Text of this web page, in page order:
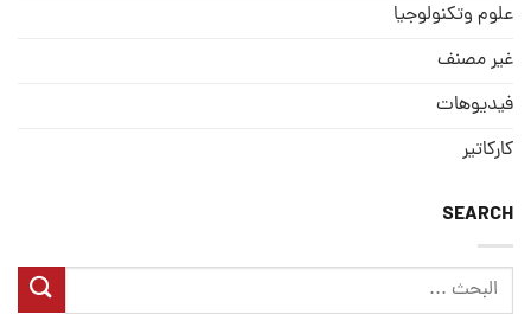
علوم وتكنولوجيا
غير مصنف
فيديوهات
كاركاتير
SEARCH